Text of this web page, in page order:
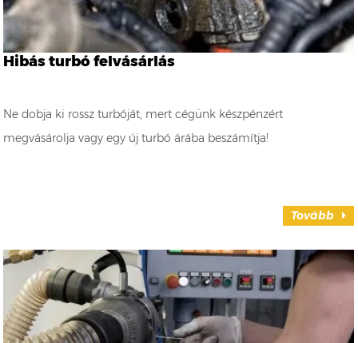
Hibás turbó felvásárlás
Ne dobja ki rossz turbóját, mert cégünk készpénzért
megvásárolja vagy egy új turbó árába beszámítja!
Tovább